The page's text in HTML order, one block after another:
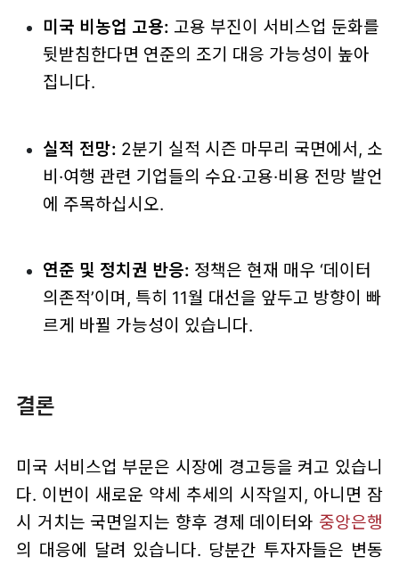
미국 비농업 고용: 고용 부진이 서비스업 둔화를
뒷받침한다면 연준의 조기 대응 가능성이 높아
집니다.
실적 전망: 2분기 실적 시즌 마무리 국면에서, 소
비·여행 관련 기업들의 수요·고용·비용 전망 발언
에 주목하십시오.
연준 및 정치권 반응: 정책은 현재 매우 ‘데이터
의존적’이며, 특히 11월 대선을 앞두고 방향이 빠
르게 바뀔 가능성이 있습니다.
결론
미국 서비스업 부문은 시장에 경고등을 켜고 있습니
다. 이번이 새로운 약세 추세의 시작일지, 아니면 잠
시 거치는 국면일지는 향후 경제 데이터와 중앙은행
의 대응에 달려 있습니다. 당분간 투자자들은 변동